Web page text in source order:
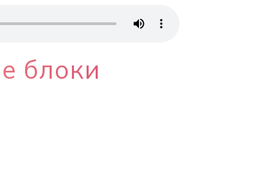
блоки